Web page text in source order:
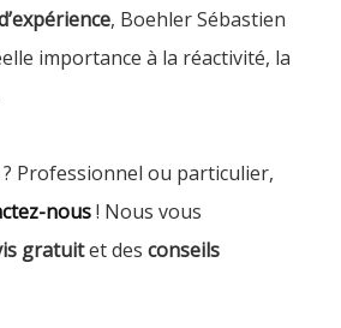
, Boehler Sébastien
importance à la réactivité, la
Professionnel ou particulier,
nous! Nous vous
gratuitet desconseils